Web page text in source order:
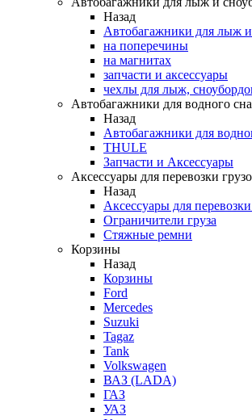
Назад
Автобагажники для лыж и
на поперечины
на магнитах
запчасти и аксессуары
чехлы для лыж,
Автобагажники для водного
Назад
Автобагажники для
THULE
Запчасти и Аксессуары
Аксессуары для перевозки
Назад
Аксессуары для перевозки
Ограничители груза
Стяжные ремни
Корзины
Назад
Корзины
Ford
Mercedes
Suzuki
Tagaz
Tank
Volkswagen
ВАЗ (LADA)
ГАЗ
УАЗ